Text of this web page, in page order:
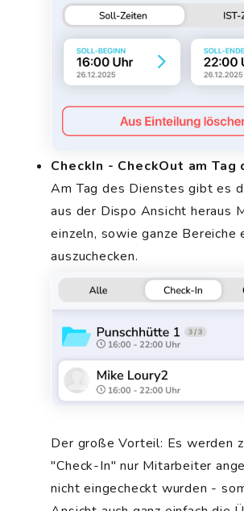
CheckIn - CheckOut am
Am Tag des Dienstes gibt es
aus der Dispo Ansicht heraus
einzeln, sowie ganze Bereiche
auszuchecken.
Der große Vorteil: Es werden
"Check-In" nur Mitarbeiter
nicht eingecheckt wurden -